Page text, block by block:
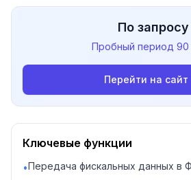
По запросу
Пробный период 90
Перейти на сайт
Ключевые функции
•Передача фискальных данных в